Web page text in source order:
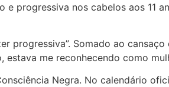
e progressiva nos cabelos aos 11
progressiva”. Somado ao cansaço
me reconhecendo como
Negra. No calendário